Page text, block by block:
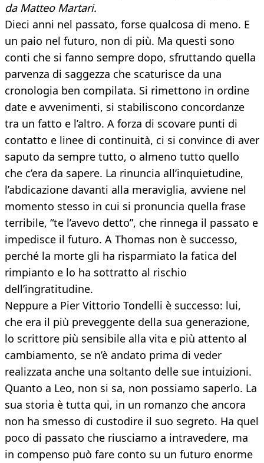
da Matteo Martari.
Dieci anni nel passato, forse qualcosa di meno. E
un paio nel futuro, non di più. Ma questi sono
conti che si fanno sempre dopo, sfruttando quella
parvenza di saggezza che scaturisce da una
cronologia ben compilata. Si rimettono in ordine
date e avvenimenti, si stabiliscono concordanze
tra un fatto e l’altro. A forza di scovare punti di
contatto e linee di continuità, ci si convince di aver
saputo da sempre tutto, o almeno tutto quello
che c’era da sapere. La rinuncia all’inquietudine,
l’abdicazione davanti alla meraviglia, avviene nel
momento stesso in cui si pronuncia quella frase
terribile, “te l’avevo detto”, che rinnega il passato e
impedisce il futuro. A Thomas non è successo,
perché la morte gli ha risparmiato la fatica del
rimpianto e lo ha sottratto al rischio
dell’ingratitudine.
Neppure a Pier Vittorio Tondelli è successo: lui,
che era il più preveggente della sua generazione,
lo scrittore più sensibile alla vita e più attento al
cambiamento, se n’è andato prima di veder
realizzata anche una soltanto delle sue intuizioni.
Quanto a Leo, non si sa, non possiamo saperlo. La
sua storia è tutta qui, in un romanzo che ancora
non ha smesso di custodire il suo segreto. Ha quel
poco di passato che riusciamo a intravedere, ma
in compenso può fare conto su un futuro enorme